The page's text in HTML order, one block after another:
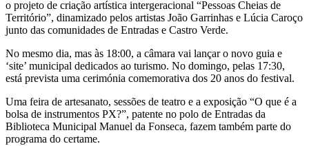
o projeto de criação artística intergeracional “Pessoas Cheias de
Território”, dinamizado pelos artistas João Garrinhas e Lúcia Caroço
junto das comunidades de Entradas e Castro Verde.
No mesmo dia, mas às 18:00, a câmara vai lançar o novo guia e
‘site’ municipal dedicados ao turismo. No domingo, pelas 17:30,
está prevista uma cerimónia comemorativa dos 20 anos do festival.
Uma feira de artesanato, sessões de teatro e a exposição “O que é a
bolsa de instrumentos PX?”, patente no polo de Entradas da
Biblioteca Municipal Manuel da Fonseca, fazem também parte do
programa do certame.